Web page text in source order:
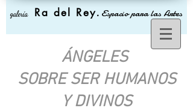
galería Ra del Rey. Espacio para las Artes
ÁNGELES
SOBRE SER HUMANOS
Y DIVINOS